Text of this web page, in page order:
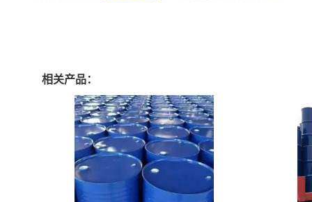
相关产品：